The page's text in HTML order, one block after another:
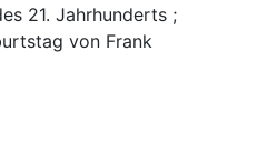
21. Jahrhunderts ;
von Frank